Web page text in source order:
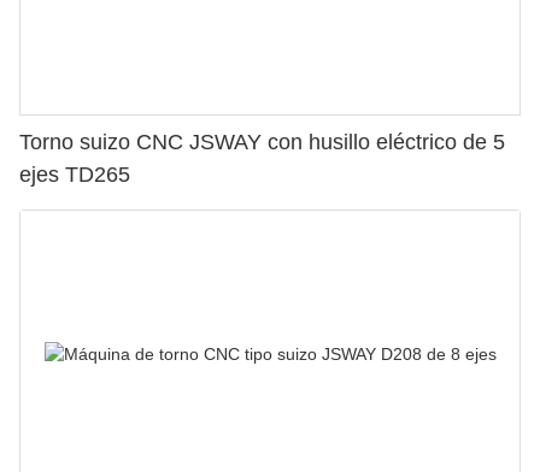
Torno suizo CNC JSWAY con husillo eléctrico de 5
ejes TD265